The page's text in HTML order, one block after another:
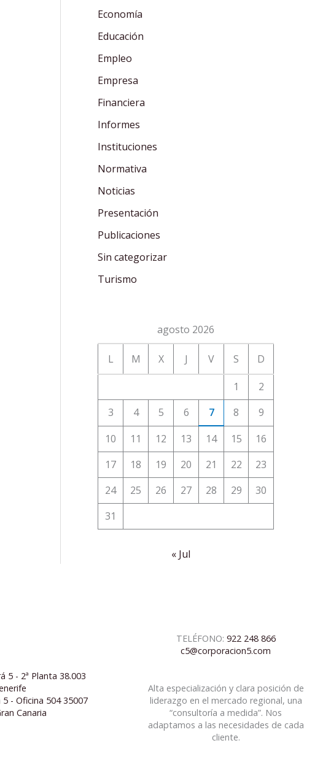
Economía
Educación
Empleo
Empresa
Financiera
Informes
Instituciones
Normativa
Noticias
Presentación
Publicaciones
Sin categorizar
Turismo
agosto 2026
L M X J V S D
1
2
3
4 5 6 7 8
9
10
11 12 13 14 15
16
17
18 19 20 21 22
23
24
25 26 27 28 29
30
31
« Jul
5 - 2ª Planta 38.003
5 - Oficina 504 35007
Canaria
TELÉFONO: 922 248 866
c5@corporacion5.com
Alta especialización y clara posición de
liderazgo en el mercado regional, una
“consultoría a medida”. Nos
adaptamos a las necesidades de cada
cliente.